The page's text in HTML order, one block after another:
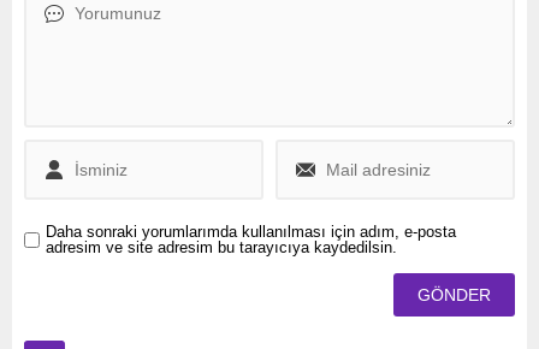
Daha sonraki yorumlarımda kullanılması için adım, e-posta
adresim ve site adresim bu tarayıcıya kaydedilsin.